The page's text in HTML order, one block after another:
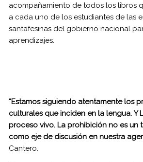
acompañamiento de todos los libros
a cada uno de los estudiantes de las
santafesinas del gobierno nacional
aprendizajes.
“Estamos siguiendo atentamente los
culturales que inciden en la lengua. Y
proceso vivo. La prohibición no es un
como eje de discusión en nuestra
Cantero.